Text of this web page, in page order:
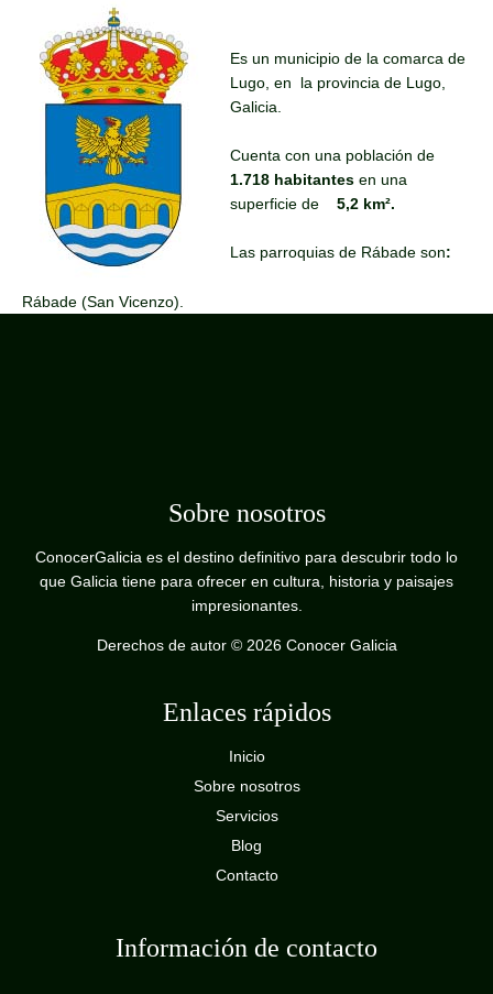
Es un municipio de la comarca de
Lugo, en la provincia de Lugo,
Galicia.
Cuenta con una población de
1.718 habitantes en una
superficie de
5,2 km².
Las parroquias de Rábade son:
Rábade (San Vicenzo).
Sobre nosotros
ConocerGalicia es el destino definitivo para descubrir todo lo
que Galicia tiene para ofrecer en cultura, historia y paisajes
impresionantes.
Derechos de autor © 2026 Conocer Galicia
Enlaces rápidos
Inicio
Sobre nosotros
Servicios
Blog
Contacto
Información de contacto